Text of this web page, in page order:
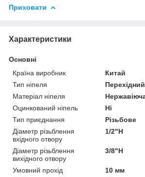
Приховати
Характеристики
Основні
Країна виробник
Китай
Тип ніпеля
Перехідний
Матеріал ніпеля
Оцинкований ніпель
Ні
Тип приєднання
Різьбове
Діаметр різьблення
вхідного отвору
1/2"Н
Діаметр різьблення
вихідного отвору
3/8"Н
Умовний прохід
10 мм